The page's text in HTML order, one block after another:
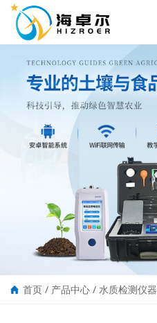
首页 / 产品中心 / 水质检测仪器